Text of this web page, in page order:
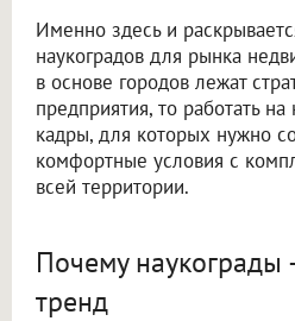
Именно здесь и
наукоградов для рынка
в основе городов лежат
предприятия, то работать
кадры, для которых нужно
комфортные условия с
всей территории.
Почему
тренд